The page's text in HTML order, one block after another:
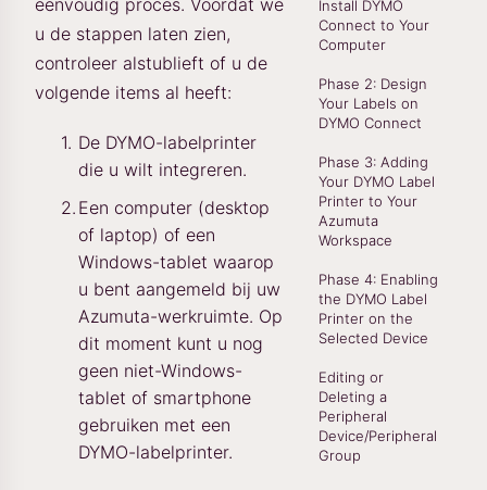
eenvoudig proces. Voordat we
u de stappen laten zien,
controleer alstublieft of u de
volgende items al heeft:
De DYMO-labelprinter
die u wilt integreren.
Een computer (desktop
of laptop) of een
Windows-tablet waarop
u bent aangemeld bij uw
Azumuta-werkruimte. Op
dit moment kunt u nog
geen niet-Windows-
tablet of smartphone
gebruiken met een
DYMO-labelprinter.
Install DYMO
Connect to Your
Computer
Phase 2: Design
Your Labels on
DYMO Connect
Phase 3: Adding
Your DYMO Label
Printer to Your
Azumuta
Workspace
Phase 4: Enabling
the DYMO Label
Printer on the
Selected Device
Editing or
Deleting a
Peripheral
Device/Peripheral
Group